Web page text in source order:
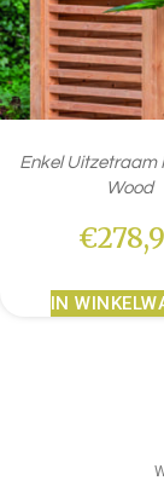
Enkel Uitzetraam
Wood
€
IN